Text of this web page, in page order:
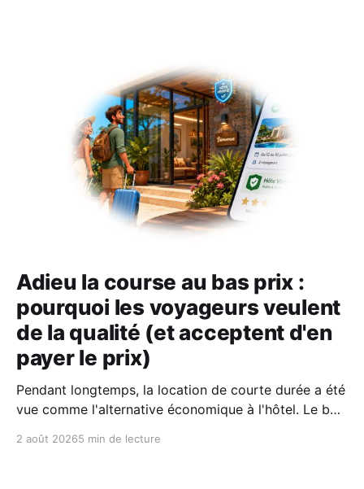
Adieu la course au bas prix :
pourquoi les voyageurs veulent
de la qualité (et acceptent d'en
payer le prix)
Pendant longtemps, la location de courte durée a été
vue comme l'alternative économique à l'hôtel. Le bon
pour économiser quelques billets. Aujourd'hui, selon
2 août 20265 min de lecture